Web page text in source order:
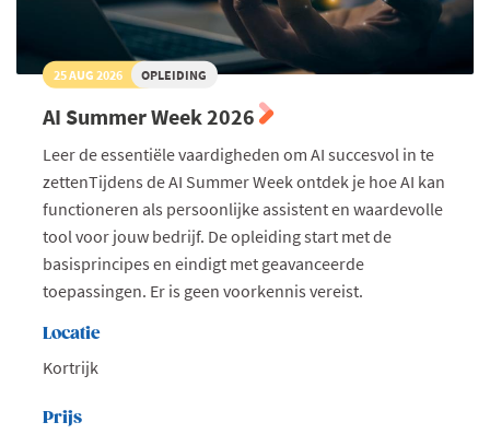
25 AUG 2026 OPLEIDING
AI Summer Week 2026
Leer de essentiële vaardigheden om AI succesvol in te
zettenTijdens de AI Summer Week ontdek je hoe AI kan
functioneren als persoonlijke assistent en waardevolle
tool voor jouw bedrijf. De opleiding start met de
basisprincipes en eindigt met geavanceerde
toepassingen. Er is geen voorkennis vereist.
Locatie
Kortrijk
Prijs